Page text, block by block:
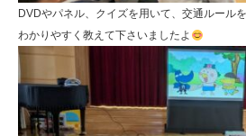
DVDやパネル、クイズを用いて、交通ルールを
わかりやすく教えて下さいましたよ